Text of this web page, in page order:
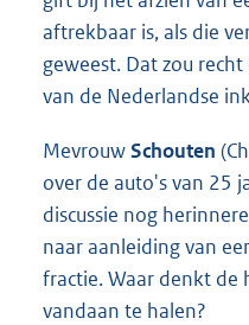
aftrekbaar is, als die
geweest. Dat zou
van de Nederlandse
MevrouwSchouten
over de auto's van 25
discussie nog
naar aanleiding van
fractie. Waar denkt de
vandaan te halen?